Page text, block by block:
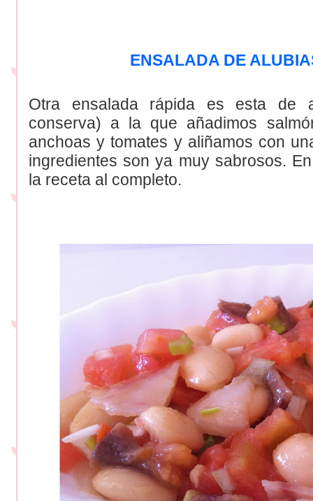
ENSALADA DE
Otra ensalada rápida es esta de
conserva) a la que añadimos
anchoas y tomates y aliñamos con
ingredientes son ya muy sabrosos.
la receta al completo.